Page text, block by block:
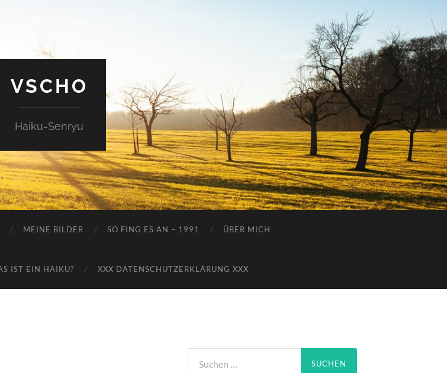
VSCHO
Haiku-Senryu
MEINE BILDER SO FING ES AN – 1991 ÜBER MICH
IST EIN HAIKU? XXX DATENSCHUTZERKLÄRUNG XXX
nach: